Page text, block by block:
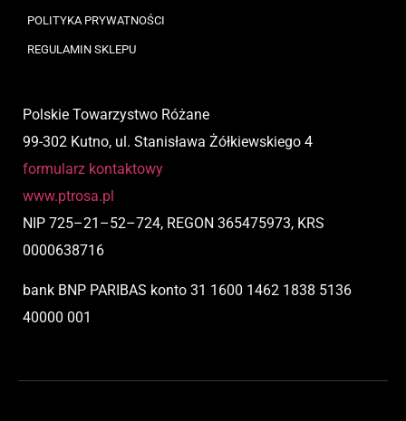
POLITYKA PRYWATNOŚCI
REGULAMIN SKLEPU
Polskie Towarzystwo Różane
99-302 Kutno, ul. Stanisława Żółkiewskiego 4
formularz kontaktowy
www.ptrosa.pl
NIP 725–21 –52–724, REGON 365475973, KRS
0000638716
bank BNP PARIBAS konto 31 1600 1462 1838 5136
40000 001